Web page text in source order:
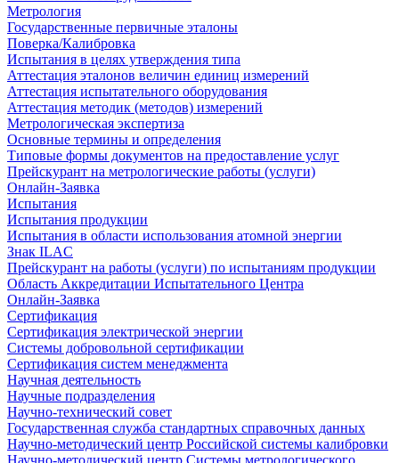
Метрология
Государственные первичные эталоны
Поверка/Калибровка
Испытания в целях утверждения типа
Аттестация эталонов величин единиц измерений
Аттестация испытательного оборудования
Аттестация методик (методов) измерений
Метрологическая экспертиза
Основные термины и определения
Типовые формы документов на предоставление услуг
Прейскурант на метрологические работы (услуги)
Онлайн-Заявка
Испытания
Испытания продукции
Испытания в области использования атомной энергии
Знак ILAC
Прейскурант на работы (услуги) по испытаниям продукции
Область Аккредитации Испытательного Центра
Онлайн-Заявка
Сертификация
Сертификация электрической энергии
Системы добровольной сертификации
Сертификация систем менеджмента
Научная деятельность
Научные подразделения
Научно-технический совет
Государственная служба стандартных справочных данных
Научно-методический центр Российской системы калибровки
Научно-методический центр Системы метрологического